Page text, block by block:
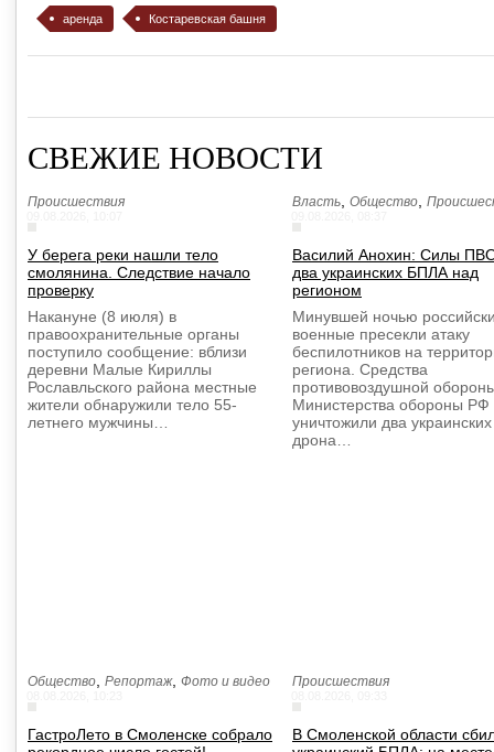
аренда Костаревская башня
СВЕЖИЕ НОВОСТИ
Происшествия
У берега реки нашли тело
смолянина. Следствие начало
проверку
Накануне (8 июля) в
правоохранительные органы
поступило сообщение: вблизи
деревни Малые Кириллы
Рославльского района местные
жители обнаружили тело 55-
летнего мужчины…
Власть Общество
Василий Анохин: Силы
два украинских БПЛА над
регионом
Минувшей ночью
военные пресекли атаку
беспилотников на
региона. Средства
противовоздушной
Министерства обороны РФ
уничтожили два украинских
дрона…
Общество Репортаж, Фото и видео
ГастроЛето в Смоленске собрало
Происшествия
В Смоленской области